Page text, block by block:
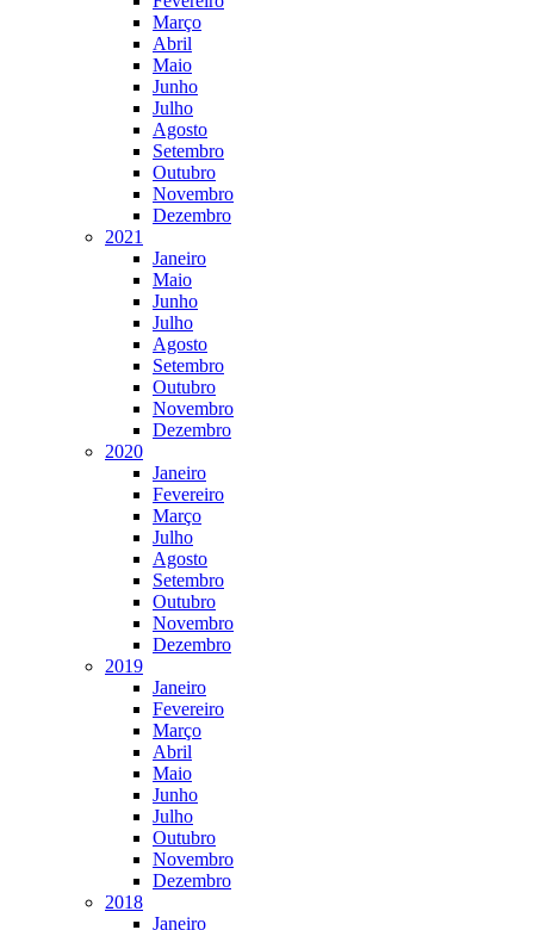
Março
Abril
Maio
Junho
Julho
Agosto
Setembro
Outubro
Novembro
Dezembro
2021
Janeiro
Maio
Junho
Julho
Agosto
Setembro
Outubro
Novembro
Dezembro
2020
Janeiro
Fevereiro
Março
Julho
Agosto
Setembro
Outubro
Novembro
Dezembro
2019
Janeiro
Fevereiro
Março
Abril
Maio
Junho
Julho
Outubro
Novembro
Dezembro
2018
Janeiro